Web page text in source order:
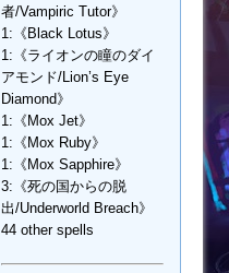
者/Vampiric Tutor》
1:《Black Lotus》
1:《ライオンの瞳のダイ
アモンド/Lion’s Eye
Diamond》
1:《Mox Jet》
1:《Mox Ruby》
1:《Mox Sapphire》
3:《死の国からの脱
出/Underworld Breach》
44 other spells